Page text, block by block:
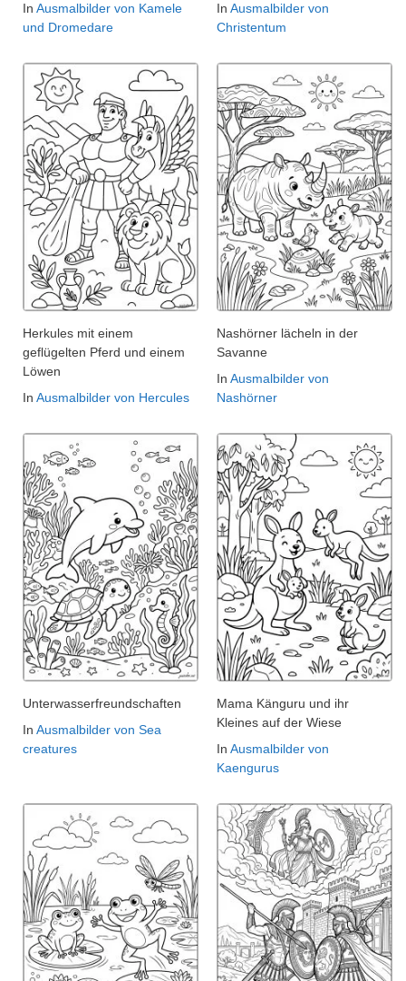
In Ausmalbilder von Kamele
und Dromedare
In Ausmalbilder von
Christentum
Herkules mit einem
geflügelten Pferd und einem
Löwen
In Ausmalbilder von Hercules
Nashörner lächeln in der
Savanne
In Ausmalbilder von
Nashörner
Unterwasserfreundschaften
In Ausmalbilder von Sea
creatures
Mama Känguru und ihr
Kleines auf der Wiese
In Ausmalbilder von
Kaengurus